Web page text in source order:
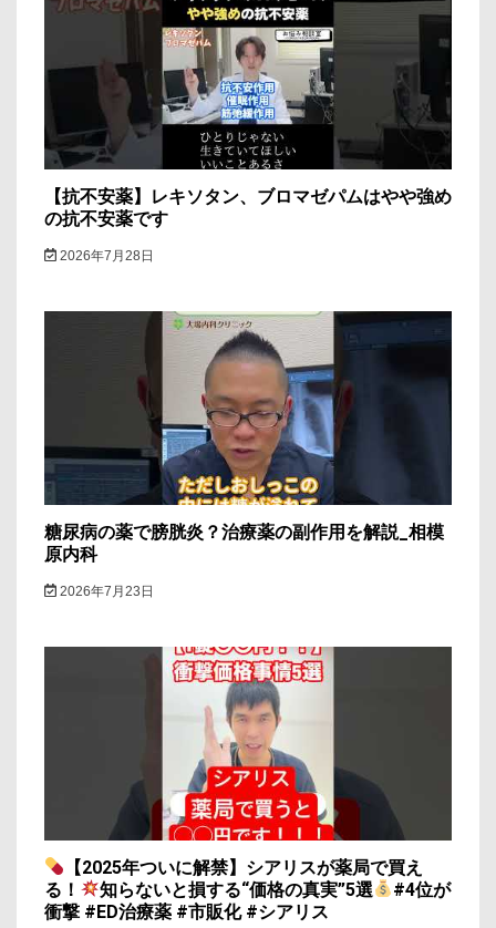
ョ
ン
【抗不安薬】レキソタン、ブロマゼパムはやや強め
の抗不安薬です
2026年7月28日
糖尿病の薬で膀胱炎？治療薬の副作用を解説_相模
原内科
2026年7月23日
【2025年ついに解禁】シアリスが薬局で買え
る！
知らないと損する“価格の真実”5選
#4位が
衝撃 #ED治療薬 #市販化 #シアリス